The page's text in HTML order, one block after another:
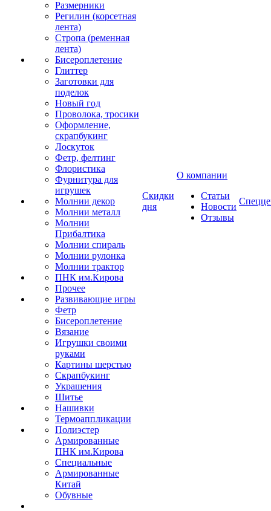
Размерники
Регилин (корсетная
лента)
Стропа (ременная
лента)
Бисероплетение
Глиттер
Заготовки для
поделок
Новый год
Проволока, тросики
Оформление,
скрапбукинг
Лоскуток
Фетр, фелтинг
Флористика
Фурнитура для
игрушек
Молнии декор
Молнии металл
Молнии
Прибалтика
Молнии спираль
Молнии рулонка
Молнии трактор
ПНК им.Кирова
Прочее
Развивающие игры
Фетр
Бисероплетение
Вязание
Игрушки своими
руками
Картины шерстью
Скрапбукинг
Украшения
Шитье
Нашивки
Термоаппликации
Полиэстер
Армированные
ПНК им.Кирова
Специальные
Армированные
Китай
Обувные
Скидки
дня
О компании
Статьи
Новости
Отзывы